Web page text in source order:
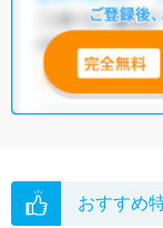
おすすめ